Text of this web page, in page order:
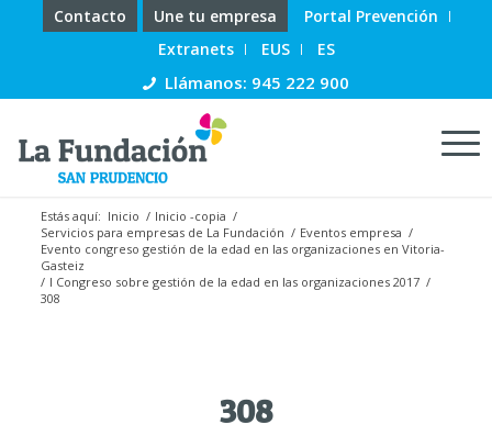
Contacto Une tu empresa
Portal Prevención
Extranets
EUS ES
Llámanos: 945 222 900
Estás aquí: Inicio / Inicio -copia /
Servicios para empresas de La Fundación / Eventos empresa /
Evento congreso gestión de la edad en las organizaciones en Vitoria-
Gasteiz
/ I Congreso sobre gestión de la edad en las organizaciones 2017 /
308
308